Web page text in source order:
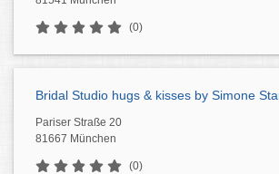
(0)
Bridal Studio hugs & kisses by Simone
Pariser Straße 20
81667 München
(0)